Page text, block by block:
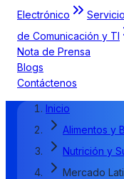
Electrónico
de Comunicación y TI
Nota de Prensa
Blogs
Contáctenos
Inicio
Alimentos y
Nutrición y
Mercado